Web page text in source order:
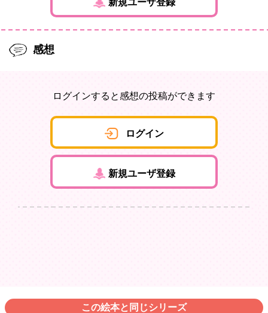
新規ユーザ登録
感想
ログインすると感想の投稿ができます
ログイン
新規ユーザ登録
この絵本と同じシリーズ